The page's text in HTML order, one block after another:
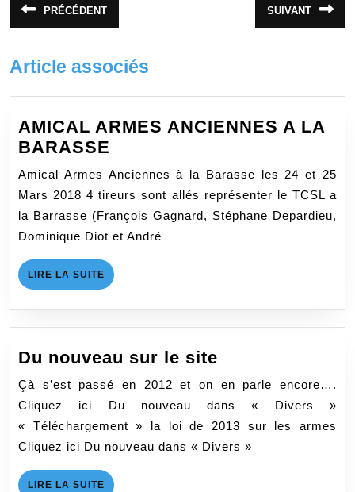
de
PRÉCÉDENT
précédent
SUIVANT
suivant
Article associés
AMICAL ARMES ANCIENNES A LA
BARASSE
ARMES
ANCIENNES
A
LA
Amical Armes Anciennes à la Barasse les 24 et 25
Mars 2018 4 tireurs sont allés représenter le TCSL a
la Barrasse (François Gagnard, Stéphane Depardieu,
Dominique Diot et André
LIRE LA SUITE LIRE
LA
Du nouveau sur le site
nouveau
sur
le
site
Çà s’est passé en 2012 et on en parle encore….
Cliquez ici Du nouveau dans « Divers »
« Téléchargement » la loi de 2013 sur les armes
Cliquez ici Du nouveau dans « Divers »
LIRE LA SUITE LIRE